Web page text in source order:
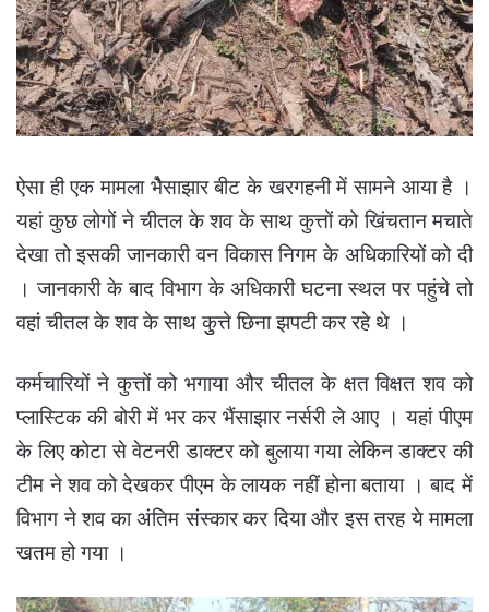
ऐसा ही एक मामला भैेसाझार बीट के खरगहनी में सामने आया है ।
यहां कुछ लोगों ने चीतल के शव के साथ कुत्तों को खिंचतान मचाते
देखा तो इसकी जानकारी वन विकास निगम के अधिकारियों को दी
। जानकारी के बाद विभाग के अधिकारी घटना स्थल पर पहुंचे तो
वहां चीतल के शव के साथ कुुत्ते छिना झपटी कर रहे थे ।
कर्मचारियों ने कुत्तों को भगाया और चीतल के क्षत विक्षत शव को
प्लास्टिक की बोरी में भर कर भैंसाझार नर्सरी ले आए । यहां पीएम
के लिए कोटा से वेटनरी डाक्टर को बुलाया गया लेकिन डाक्टर की
टीम ने शव को देखकर पीएम के लायक नहीं होना बताया । बाद में
विभाग ने शव का अंतिम संस्कार कर दिया और इस तरह ये मामला
खतम हो गया ।